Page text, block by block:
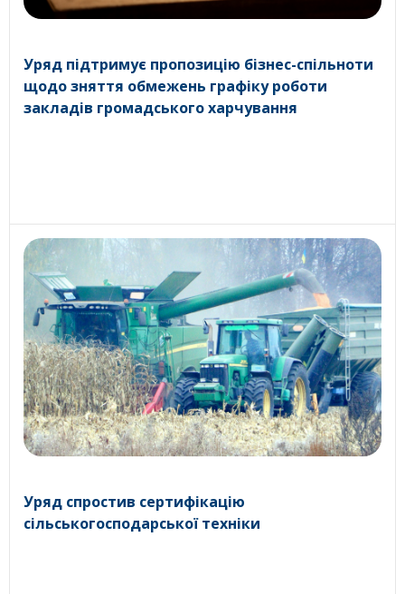
Уряд підтримує пропозицію бізнес-спільноти
щодо зняття обмежень графіку роботи
закладів громадського харчування
Уряд спростив сертифікацію
сільськогосподарської техніки